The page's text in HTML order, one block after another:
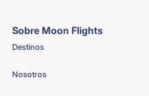
Sobre Moon Flights
Destinos
Nosotros